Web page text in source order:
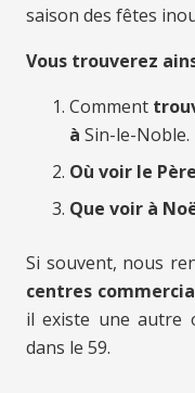
saison des fêtes
Vous trouverez
Comment
à Sin-le-Noble.
Où voir le
Que voir à
Si souvent, nous
centres
il existe une autre
dans le 59.